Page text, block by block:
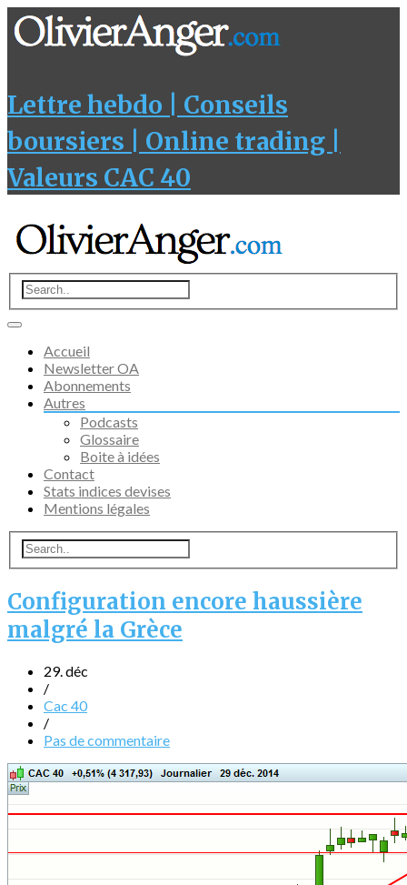
Lettre hebdo | Conseils
boursiers | Online trading |
Valeurs CAC 40
Accueil
Newsletter OA
Abonnements
Autres
Podcasts
Glossaire
Boite à idées
Contact
Stats indices devises
Mentions légales
Configuration encore haussière
malgré la Grèce
29. déc
/
Cac 40
/
Pas de commentaire